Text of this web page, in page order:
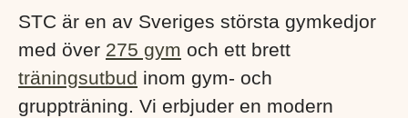
STC är en av Sveriges största gymkedjor
med över 275 gym och ett brett
träningsutbud inom gym- och
gruppträning. Vi erbjuder en modern